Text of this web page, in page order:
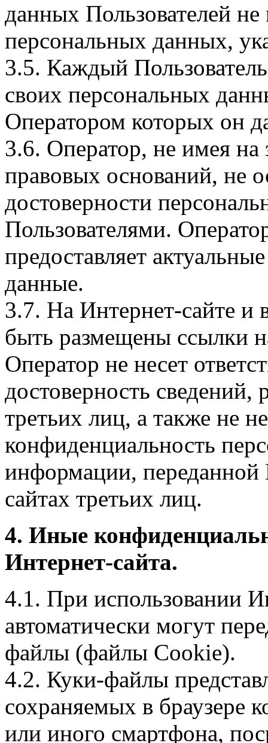
данных Пользователей
персональных данных,
3.5. Каждый
своих персональных
Оператором которых он
3.6. Оператор, не имея
правовых оснований, не
достоверности
Пользователями.
предоставляет
данные.
3.7. На Интернет-сайте
быть размещены ссылки
Оператор не несет
достоверность
третьих лиц, а также не
конфиденциальность
информации, переданной
сайтах третьих лиц.
4. Иные
Интернет-сайта.
4.1. При использовании
автоматически могут
файлы (файлы Cookie).
4.2. Куки-файлы
сохраняемых в браузере
или иного смартфона,